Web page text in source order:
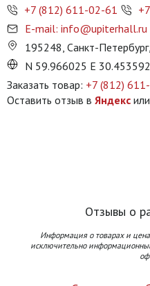
+7 (812) 611-02-61
E-mail: info@upiterhall.ru
195248, Санкт-
N 59.966025 E 30.453592
Заказать товар: +7 (812)
Оставить отзыв в Яндекс или
Отзывы о
Информация о товарах и
исключительно